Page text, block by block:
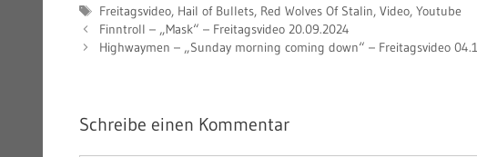
Schlagwörter
Freitagsvideo, Hail of Bullets, Red Wolves Of Stalin, Video, Youtube
Finntroll – „Mask“ – Freitagsvideo 20.09.2024
Highwaymen – „Sunday morning coming down“ – Freitagsvideo
Schreibe einen Kommentar